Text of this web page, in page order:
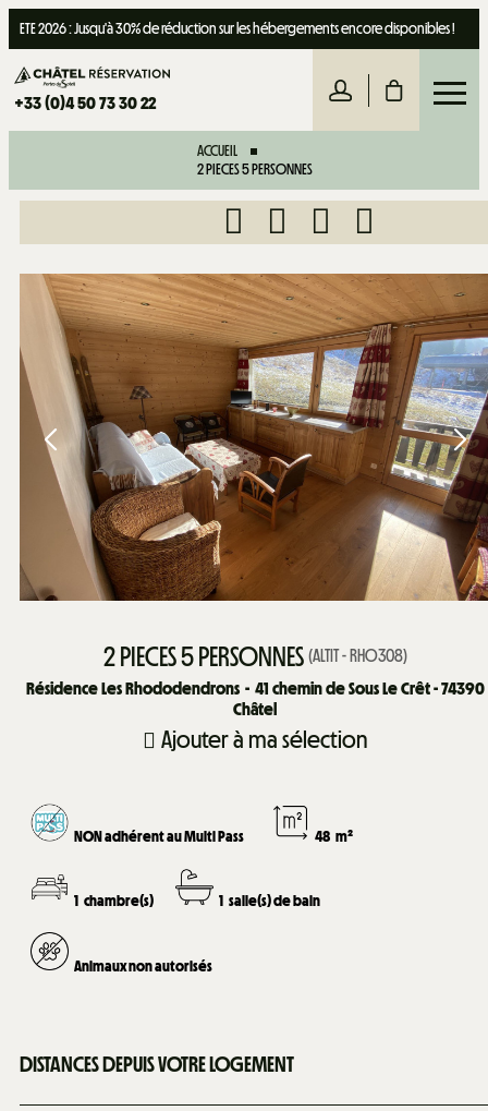
ETE 2026 : Jusqu'à 30% de réduction sur les hébergements encore disponibles !
+33 (0)4 50 73 30 22
ACCUEIL
2 PIECES 5 PERSONNES
2 PIECES 5 PERSONNES (ALTIT - RHO308)
Résidence Les Rhododendrons
41 chemin de Sous Le Crêt - 74390
Châtel
Ajouter à ma sélection
NON adhérent au Multi Pass 48 m²
1 chambre(s) 1 salle(s) de bain
Animaux non autorisés
DISTANCES DEPUIS VOTRE LOGEMENT